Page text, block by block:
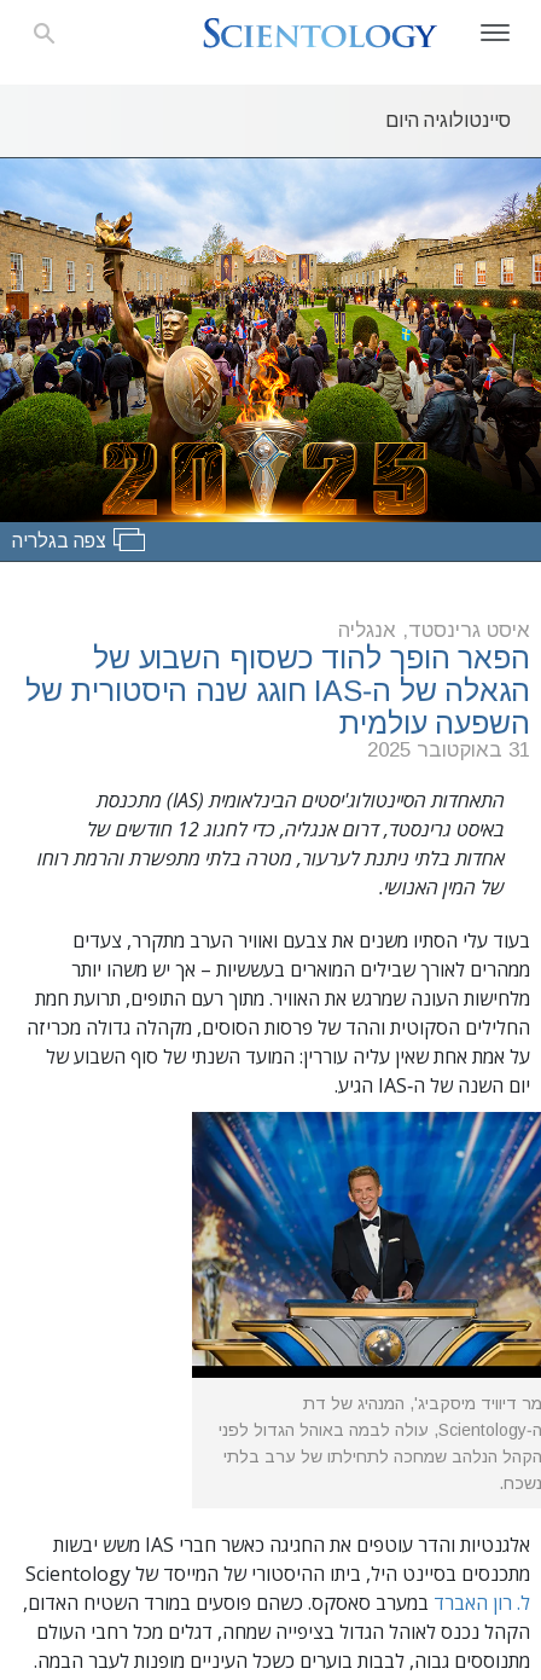
סיינטולוגיה היום
צפה בגלריה
איסט גרינסטד, אנגליה
הפאר הופך להוד כשסוף השבוע של
הגאלה של ה‑IAS חוגג שנה היסטורית של
השפעה עולמית
31 באוקטובר 2025
התאחדות הסיינטולוג'יסטים הבינלאומית (IAS) מתכנסת
באיסט גרינסטד, דרום אנגליה, כדי לחגוג 12 חודשים של
אחדות בלתי ניתנת לערעור, מטרה בלתי מתפשרת והרמת רוחו
של המין האנושי.
בעוד עלי הסתיו משנים את צבעם ואוויר הערב מתקרר, צעדים
ממהרים לאורך שבילים המוארים בעששיות – אך יש משהו יותר
מלחישות העונה שמרגש את האוויר. מתוך רעם התופים, תרועת חמת
החלילים הסקוטית וההד של פרסות הסוסים, מקהלה גדולה מכריזה
על אמת אחת שאין עליה עוררין: המועד השנתי של סוף השבוע של
יום השנה של ה‑IAS הגיע.
דיוויד מיסקביג', המנהיג של דת
ה‑Scientology, עולה לבמה באוהל הגדול לפני
הנלהב שמחכה לתחילתו של ערב בלתי
אלגנטיות והדר עוטפים את החגיגה כאשר חברי IAS משש יבשות
מתכנסים בסיינט היל, ביתו ההיסטורי של המייסד של Scientology
ל. רון האברד במערב סאסקס. כשהם פוסעים במורד השטיח האדום,
הקהל נכנס לאוהל הגדול בציפייה שמחה, דגלים מכל רחבי העולם
מתנוססים גבוה, לבבות בוערים כשכל העיניים מופנות לעבר הבמה.